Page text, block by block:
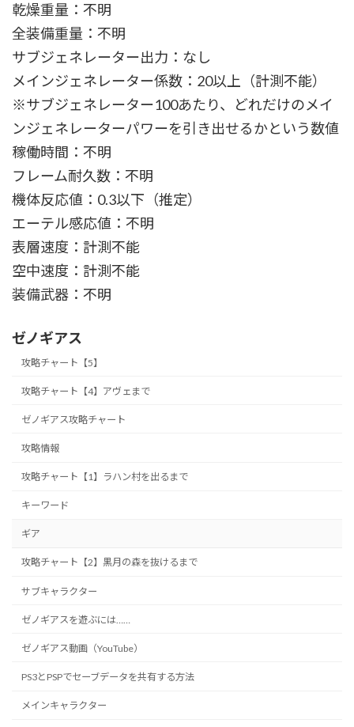
乾燥重量：不明
全装備重量：不明
サブジェネレーター出力：なし
メインジェネレーター係数：20以上（計測不能）
※サブジェネレーター100あたり、どれだけのメイ
ンジェネレーターパワーを引き出せるかという数値
稼働時間：不明
フレーム耐久数：不明
機体反応値：0.3以下（推定）
エーテル感応値：不明
表層速度：計測不能
空中速度：計測不能
装備武器：不明
ゼノギアス
攻略チャート【5】
攻略チャート【4】アヴェまで
ゼノギアス攻略チャート
攻略情報
攻略チャート【1】ラハン村を出るまで
キーワード
ギア
攻略チャート【2】黒月の森を抜けるまで
サブキャラクター
ゼノギアスを遊ぶには……
ゼノギアス動画（YouTube）
PS3とPSPでセーブデータを共有する方法
メインキャラクター